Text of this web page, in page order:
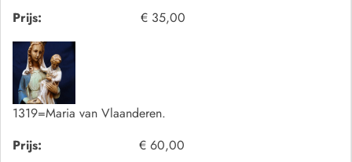
Prijs:
€ 35,00
1319=Maria van Vlaanderen.
Prijs:
€ 60,00